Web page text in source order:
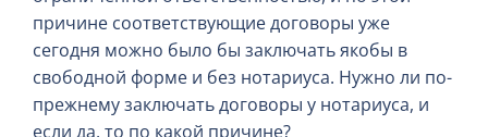
причине соответствующие договоры уже
сегодня можно было бы заключать якобы в
свободной форме и без нотариуса. Нужно ли по-
прежнему заключать договоры у нотариуса, и
если да, то по какой причине?